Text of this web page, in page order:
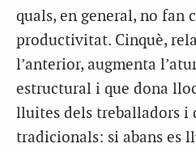
quals, en general, no fan
productivitat. Cinquè,
l’anterior, augmenta
estructural i que dona
lluites dels treballadors i
tradicionals: si abans es